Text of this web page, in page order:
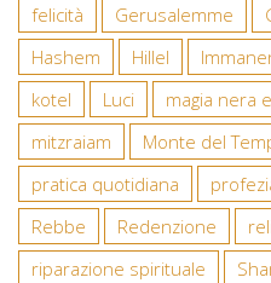
felicità
Gerusalemme
Hashem
Hillel
kotel
Luci magia nera
mitzraiam
Monte del
pratica quotidiana
Rebbe
Redenzione
riparazione spirituale